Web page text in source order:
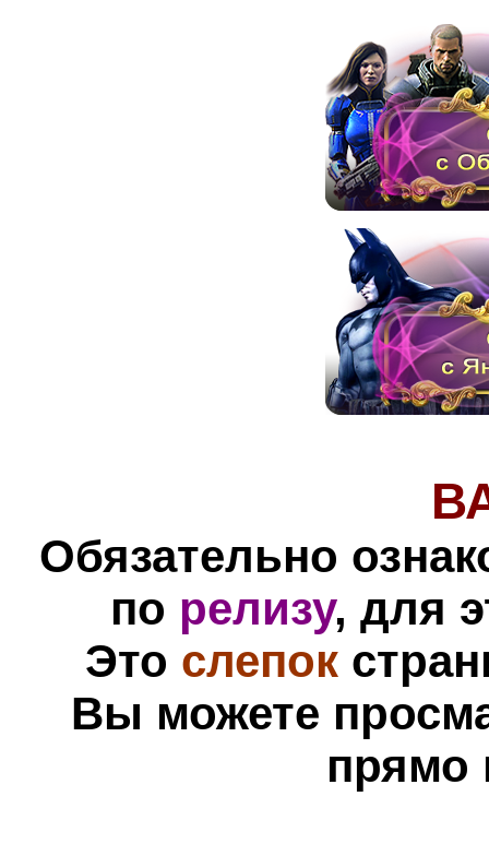
Обязательно
по релизу, для
Это слепок
Вы можете
прямо